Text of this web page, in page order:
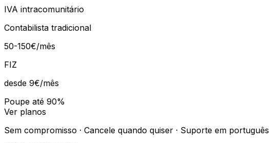
IVA intracomunitário
Contabilista tradicional
50-150€/mês
FIZ
desde 9€/mês
Poupe até 90%
Ver planos
Sem compromisso · Cancele quando quiser · Suporte em português